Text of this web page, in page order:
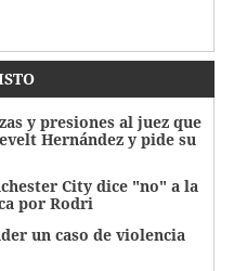
y presiones al juez que
Hernández y pide su
City dice "no" a la
por Rodri
un caso de violencia